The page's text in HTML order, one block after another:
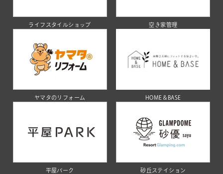
ライフスタイルショップ 空き家管理
ヤマタのリフォーム HOME＆BASE
平屋パーク 砂丘ステイション